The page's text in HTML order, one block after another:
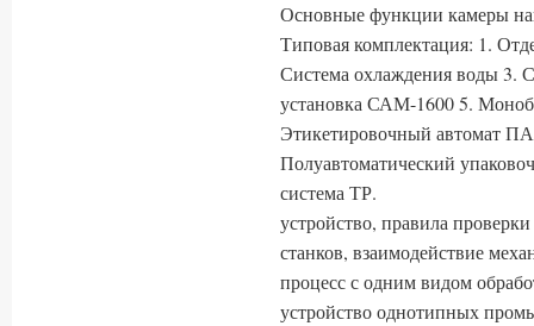
Основные функции камеры
Типовая комплектация: 1.
Система охлаждения воды 3.
установка САМ-1600 5.
Этикетировочный автомат
Полуавтоматический
система ТР.
устройство, правила
станков, взаимодействие
процесс с одним видом
устройство однотипных